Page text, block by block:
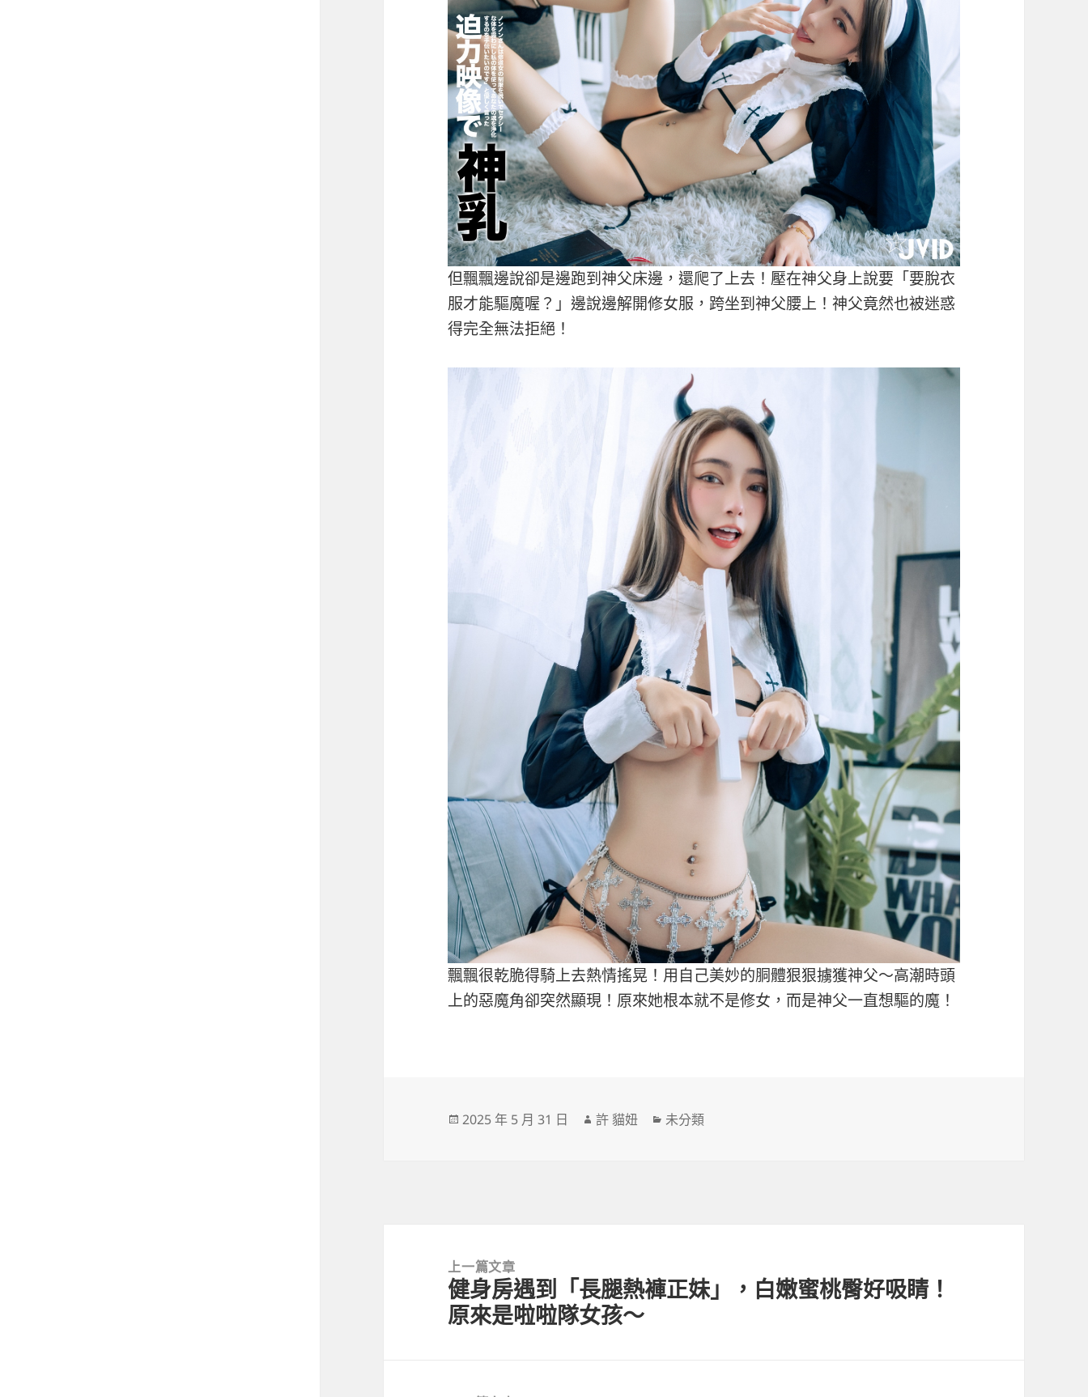
但飄飄邊說卻是邊跑到神父床邊，還爬了上去！壓在神父身上說要「要脫衣
服才能驅魔喔？」邊說邊解開修女服，跨坐到神父腰上！神父竟然也被迷惑
得完全無法拒絕！
飄飄很乾脆得騎上去熱情搖晃！用自己美妙的胴體狠狠擄獲神父～高潮時頭
上的惡魔角卻突然顯現！原來她根本就不是修女，而是神父一直想驅的魔！
發
2025 年 5 月 31 日
作
許 貓妞
分
未分類
上一篇文章
上
一
健身房遇到「長腿熱褲正妹」，白嫩蜜桃臀好吸睛！
原來是啦啦隊女孩～